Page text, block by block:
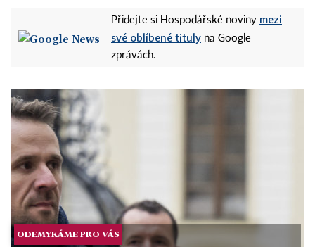
Přidejte si Hospodářské noviny mezi
své oblíbené tituly na Google
zprávách.
ODEMYKÁME PRO VÁS